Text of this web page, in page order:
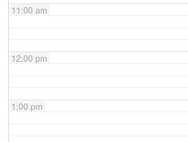
11:00 am
12:00 pm
1:00 pm